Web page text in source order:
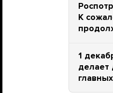
К
1
делает